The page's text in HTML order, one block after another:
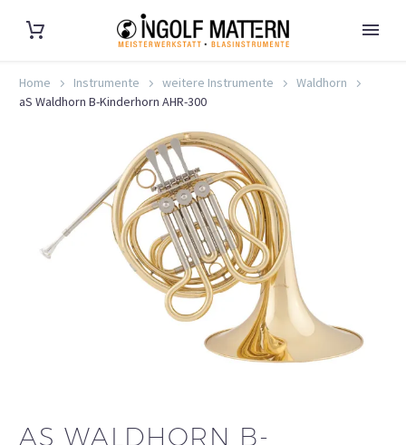
Home Instrumente weitere Instrumente
Waldhorn
aS Waldhorn B-Kinderhorn AHR-300
AS WALDHORN B-